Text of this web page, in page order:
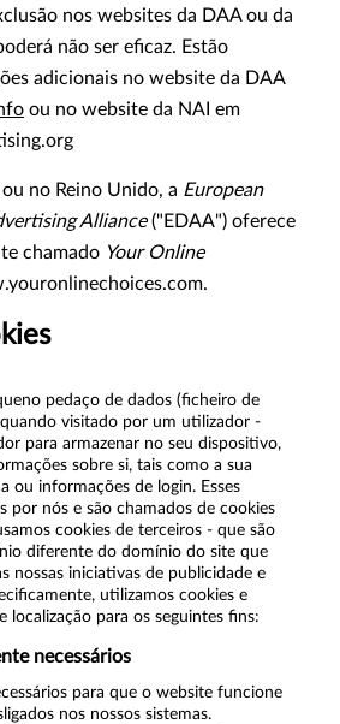
nos websites da DAA ou da
não ser eficaz. Estão
adicionais no website da DAA
ou no website da NAI em
no Reino Unido, a European
Alliance("EDAA") oferece
chamado Your Online
pedaço de dados (ficheiro de
visitado por um utilizador -
para armazenar no seu dispositivo,
sobre si, tais como a sua
ou informações de login. Esses
por nós e são chamados de cookies
cookies de terceiros - que são
diferente do domínio do site que
nossas iniciativas de publicidade e
utilizamos cookies e
localização para os seguintes fins:
necessários
para que o website funcione
nos nossos sistemas.